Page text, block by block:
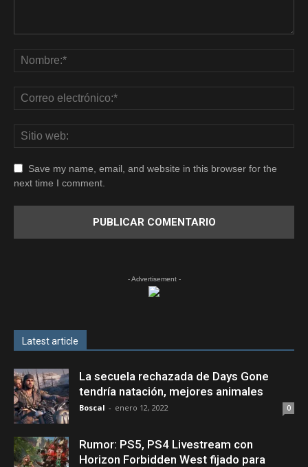
Save my name, email, and website in this browser for the
next time I comment.
- Advertisement -
Latest article
La secuela rechazada de Days Gone
tendría natación, mejores animales
Boscal - enero 12, 2022 0
Rumor: PS5, PS4 Livestream con
Horizon Forbidden West fijado para